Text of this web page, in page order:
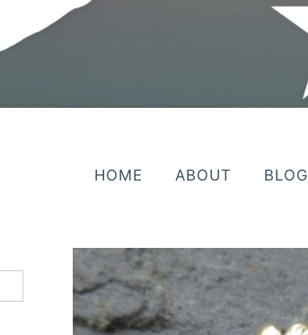
HOME ABOUT BLOG